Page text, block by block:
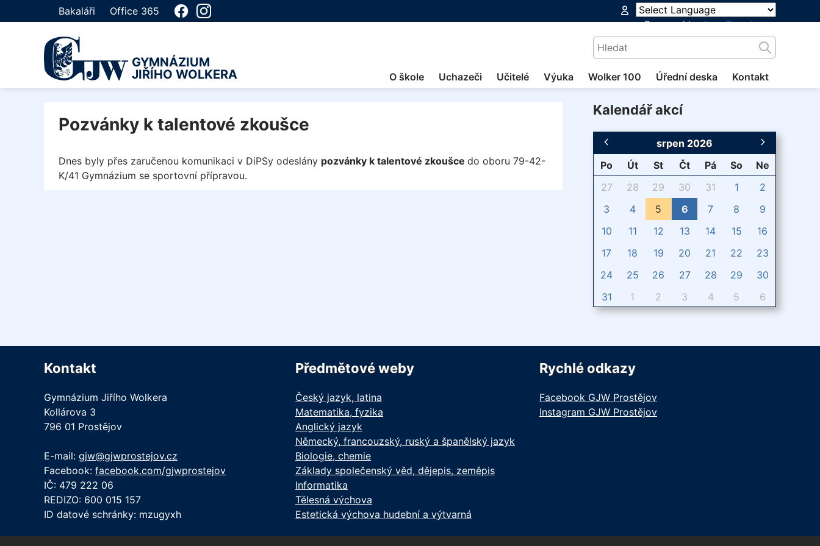
Bakaláři
Office 365
Powered by
Translate
GYMNÁZIUM
JIŘÍHO WOLKERA
O škole Uchazeči Učitelé Výuka Wolker 100 Úřední deska Kontakt
Pozvánky k talentové zkoušce
Dnes byly přes zaručenou komunikaci v DiPSy odeslány pozvánky k talentové zkoušce do oboru 79-42-
K/41 Gymnázium se sportovní přípravou.
Kalendář akcí
srpen 2026
Po
Út St Čt Pá So
Ne
27
28 29 30 31 1
2
3
4 5 6 7 8
9
10
11 12 13 14 15
16
17
18 19 20 21 22
23
24
25 26 27 28 29
30
31
1 2 3 4 5 6
Kontakt
Gymnázium Jiřího Wolkera
Kollárova 3
796 01 Prostějov
E-mail: gjw@gjwprostejov.cz
Facebook: facebook.com/gjwprostejov
IČ: 479 222 06
REDIZO: 600 015 157
ID datové schránky: mzugyxh
Předmětové weby
Český jazyk, latina
Matematika, fyzika
Anglický jazyk
Německý, francouzský, ruský a španělský jazyk
Biologie, chemie
Základy společenský věd, dějepis, zeměpis
Informatika
Tělesná výchova
Estetická výchova hudební a výtvarná
Rychlé odkazy
Facebook GJW Prostějov
Instagram GJW Prostějov